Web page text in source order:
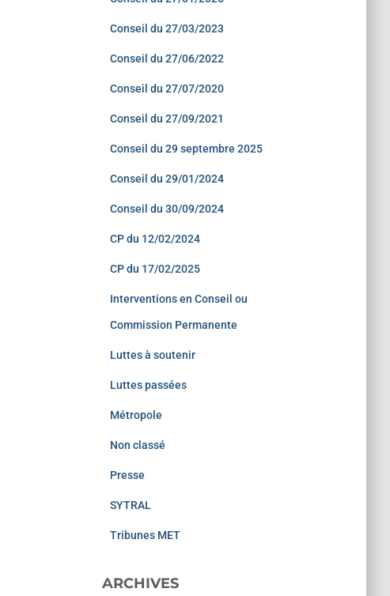
Conseil du 27/03/2023
Conseil du 27/06/2022
Conseil du 27/07/2020
Conseil du 27/09/2021
Conseil du 29 septembre 2025
Conseil du 29/01/2024
Conseil du 30/09/2024
CP du 12/02/2024
CP du 17/02/2025
Interventions en Conseil ou
Commission Permanente
Luttes à soutenir
Luttes passées
Métropole
Non classé
Presse
SYTRAL
Tribunes MET
ARCHIVES